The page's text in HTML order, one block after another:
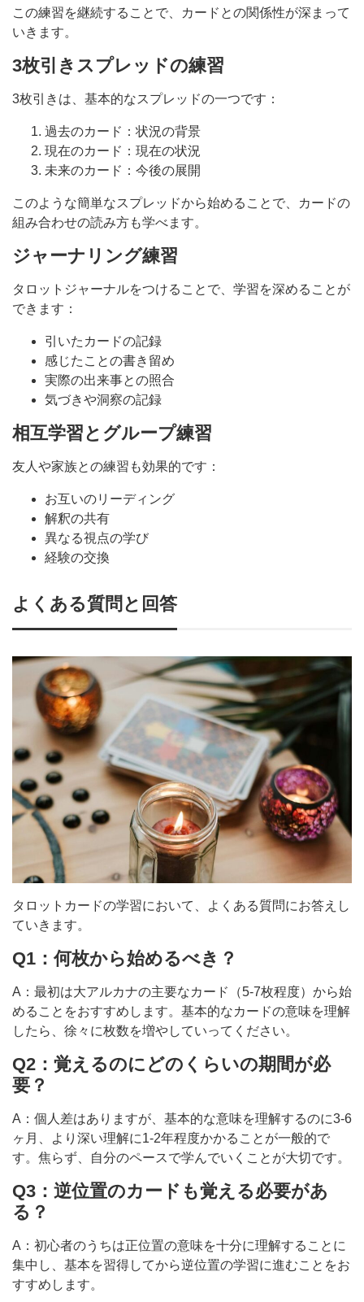
この練習を継続することで、カードとの関係性が深まって
いきます。
3枚引きスプレッドの練習
3枚引きは、基本的なスプレッドの一つです：
過去のカード：状況の背景
現在のカード：現在の状況
未来のカード：今後の展開
このような簡単なスプレッドから始めることで、カードの
組み合わせの読み方も学べます。
ジャーナリング練習
タロットジャーナルをつけることで、学習を深めることが
できます：
引いたカードの記録
感じたことの書き留め
実際の出来事との照合
気づきや洞察の記録
相互学習とグループ練習
友人や家族との練習も効果的です：
お互いのリーディング
解釈の共有
異なる視点の学び
経験の交換
よくある質問と回答
タロットカードの学習において、よくある質問にお答えし
ていきます。
Q1：何枚から始めるべき？
A：最初は大アルカナの主要なカード（5-7枚程度）から始
めることをおすすめします。基本的なカードの意味を理解
したら、徐々に枚数を増やしていってください。
Q2：覚えるのにどのくらいの期間が必
要？
A：個人差はありますが、基本的な意味を理解するのに3-6
ヶ月、より深い理解に1-2年程度かかることが一般的で
す。焦らず、自分のペースで学んでいくことが大切です。
Q3：逆位置のカードも覚える必要があ
る？
A：初心者のうちは正位置の意味を十分に理解することに
集中し、基本を習得してから逆位置の学習に進むことをお
すすめします。